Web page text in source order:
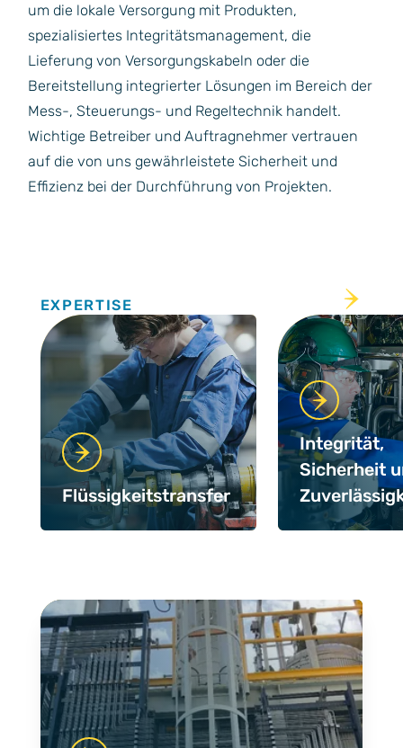
um die lokale Versorgung mit Produkten,
spezialisiertes Integritätsmanagement, die
Lieferung von Versorgungskabeln oder die
Bereitstellung integrierter Lösungen im Bereich der
Mess-, Steuerungs- und Regeltechnik handelt.
Wichtige Betreiber und Auftragnehmer vertrauen
auf die von uns gewährleistete Sicherheit und
Effizienz bei der Durchführung von Projekten.
EXPERTISE
Expertise
Flüssigkeitstransfer
Integrität,
Sicherheit
Case Studies